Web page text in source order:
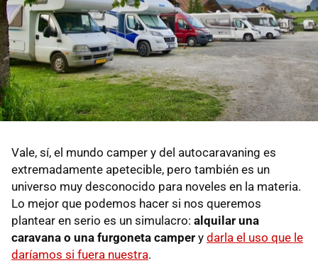
Vale, sí, el mundo camper y del autocaravaning es
extremadamente apetecible, pero también es un
universo muy desconocido para noveles en la materia.
Lo mejor que podemos hacer si nos queremos
plantear en serio es un simulacro: alquilar una
caravana o una furgoneta camper y darla el uso que le
daríamos si fuera nuestra.